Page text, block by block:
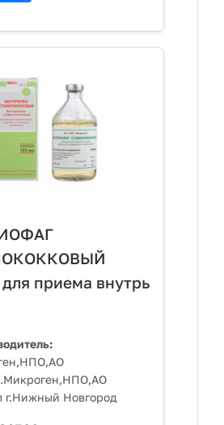
приема внутрь
г.Нижный Новгород